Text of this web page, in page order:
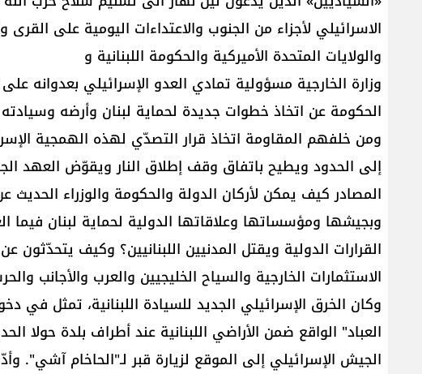
الاسرائيلي لأجزاء من الجنوب والاعتداءات اليومية على
والولايات المتحدة الأميركية والحكومة اللبنانية و
وزارة الخارجية مسؤولية تمادي العدو الإسرائيلي بعدوانه
الحكومة عن اتخاذ خطوات جديدة لحماية لبنان وأرضه
ومن خلفهم المقاومة اتخاذ قرار التصدّي لهذه الهمجية
إلى الحدود ويطيح باتفاق وقف إطلاق النار ويقوّض العهد
المصادر كيف يمكن لأركان الدولة والحكومة والوزراء الحديث
وبجيشها ومؤسساتها وعلاقاتها الدولية لحماية لبنان فيما
القرارات الدولية ويقتل المدنيين اللبنانيين؟ وكيف يتحدّثون
الاستثمارات الخارجية والسياح الخليجيين والعرب والأجانب
وكان الخرق الإسرائيلي الجديد للسيادة اللبنانية، تمثل
العباد" الواقع ضمن الأراضي اللبنانية عند أطراف بلدة حولا
الجيش الإسرائيلي إلى الموقع لزيارة قبر لـ"الحاخام آشي".